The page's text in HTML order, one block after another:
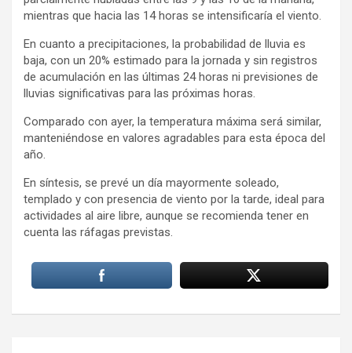
mientras que hacia las 14 horas se intensificaría el viento.
En cuanto a precipitaciones, la probabilidad de lluvia es
baja, con un 20% estimado para la jornada y sin registros
de acumulación en las últimas 24 horas ni previsiones de
lluvias significativas para las próximas horas.
Comparado con ayer, la temperatura máxima será similar,
manteniéndose en valores agradables para esta época del
año.
En síntesis, se prevé un día mayormente soleado,
templado y con presencia de viento por la tarde, ideal para
actividades al aire libre, aunque se recomienda tener en
cuenta las ráfagas previstas.